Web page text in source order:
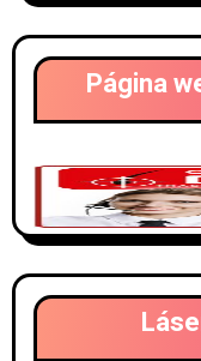
Página